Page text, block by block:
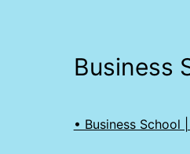
Business
• Business School